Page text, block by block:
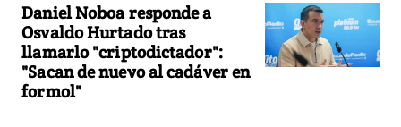
Daniel Noboa responde a
Osvaldo Hurtado tras
llamarlo "criptodictador":
"Sacan de nuevo al cadáver en
formol"